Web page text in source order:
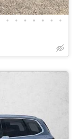
• • • • • • •